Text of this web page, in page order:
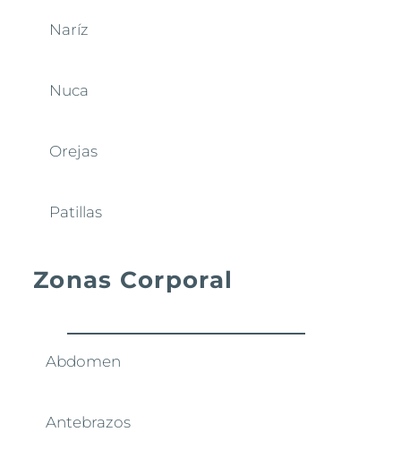
Naríz
Nuca
Orejas
Patillas
Zonas Corporal
Abdomen
Antebrazos